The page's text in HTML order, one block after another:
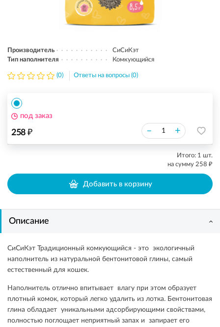
Производитель
СиСиКэт
Тип наполнителя
Комкующийся
(0) Ответы на вопросы (0)
258 ₽ – +
под заказ
Итого: 1 шт.
на сумму 258 ₽
Добавить в корзину
Описание
СиСиКэт Традиционный комкующийся - это экологичный
наполнитель из натуральной бентонитовой глины, самый
естественный для кошек.
Наполнитель отлично впитывает влагу при этом образует
плотный комок, который легко удалить из лотка. Бентонитовая
глина обладает уникальными адсорбирующими свойствами,
полностью поглощает неприятный запах и запирает его